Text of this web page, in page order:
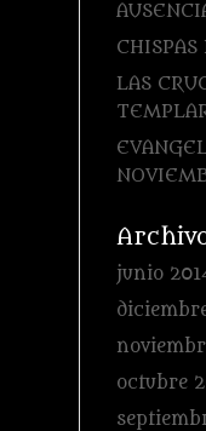
CHISPAS
LAS
junio
octubre